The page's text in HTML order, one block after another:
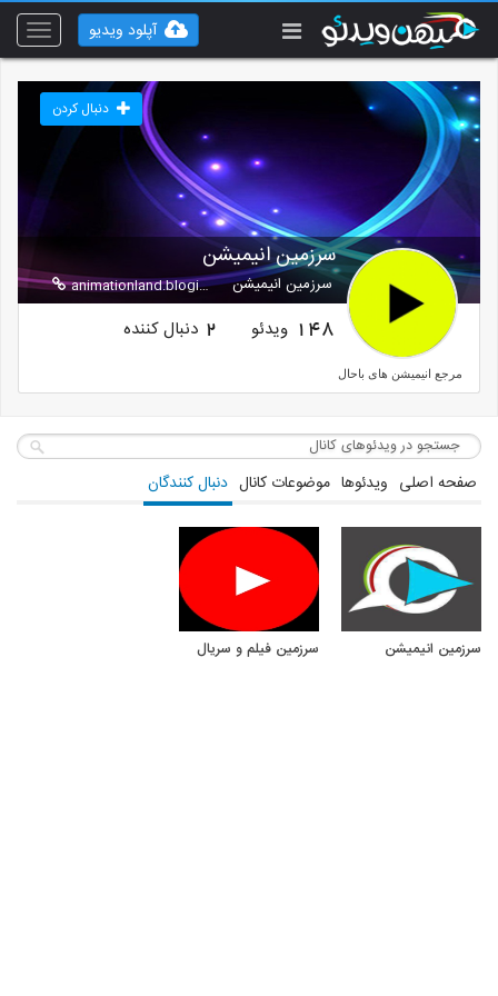
Toggle
آپلود ویدیو
سرزمین انیمیشن
سرزمین انیمیشن animationland.blogix.ir
دنبال کردن
148 ویدئو 2 دنبال کننده
مرجع انیمیشن های باحال
صفحه اصلی ویدئوها موضوعات کانال دنبال کنندگان
سرزمین انیمیشن سرزمین فیلم و سریال